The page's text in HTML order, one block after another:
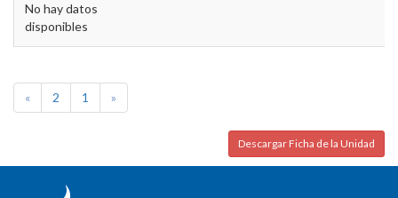
No hay datos
disponibles
« 2 1 »
Descargar Ficha de la Unidad